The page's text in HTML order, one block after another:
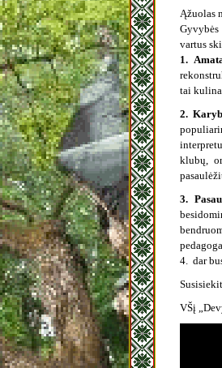
Ąžuolas
vartus
1.
tai
2.
klubų,
3.
4. dar
VŠį